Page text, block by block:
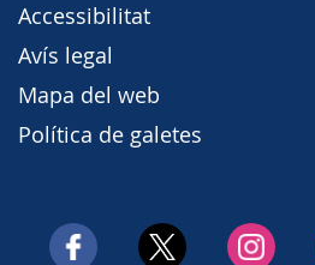
Accessibilitat
Avís legal
Mapa del web
Política de galetes